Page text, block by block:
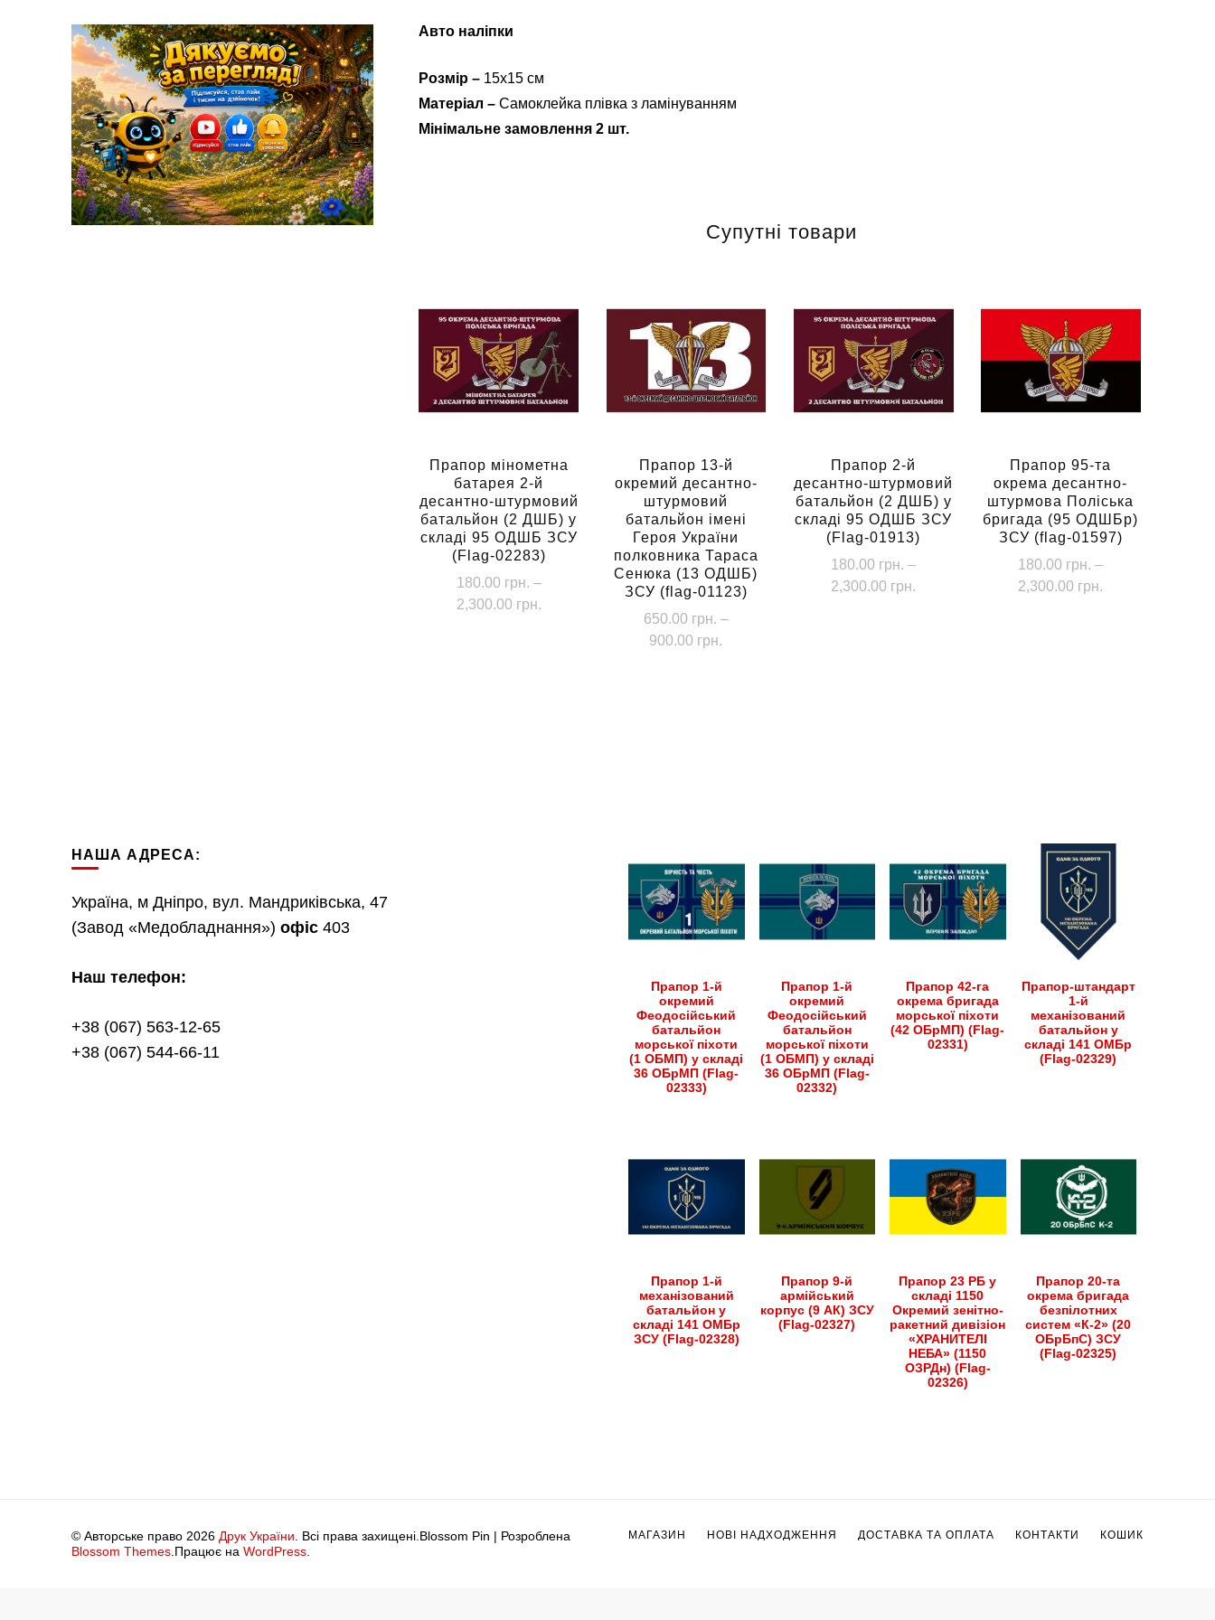
Авто наліпки
Розмір – 15х15 см
Матеріал – Самоклейка плівка з ламінуванням
Мінімальне замовлення 2 шт.
Супутні товари
Прапор мінометна
батарея 2-й
десантно-штурмовий
батальйон (2 ДШБ) у
складі 95 ОДШБ ЗСУ
(Flag-02283)
180.00 грн. –
2,300.00 грн.
Прапор 13-й
окремий десантно-
штурмовий
батальйон імені
Героя України
полковника Тараса
Сенюка (13 ОДШБ)
ЗСУ (flag-01123)
650.00 грн. –
900.00 грн.
на
сторінці
товару
Прапор 2-й
десантно-штурмовий
батальйон (2 ДШБ) у
складі 95 ОДШБ ЗСУ
(Flag-01913)
180.00 грн. –
2,300.00 грн.
товару
Прапор 95-та
окрема десантно-
штурмова Поліська
бригада (95 ОДШБр)
ЗСУ (flag-01597)
180.00 грн. –
2,300.00 грн.
сторінці
товару
НАША АДРЕСА:
Україна, м Дніпро, вул. Мандриківська, 47
(Завод «Медобладнання») офіс 403
Наш телефон:
+38 (067) 563-12-65
+38 (067) 544-66-11
Прапор 1-й
окремий
Феодосійський
батальйон
морської піхоти
(1 ОБМП) у складі
36 ОБрМП (Flag-
02333)
Прапор 1-й
окремий
Феодосійський
батальйон
морської піхоти
(1 ОБМП) у складі
36 ОБрМП (Flag-
02332)
Прапор 42-га
окрема бригада
морської піхоти
(42 ОБрМП) (Flag-
02331)
Прапор-штандарт
1-й
механізований
батальйон у
складі 141 ОМБр
(Flag-02329)
Прапор 1-й
механізований
батальйон у
складі 141 ОМБр
ЗСУ (Flag-02328)
Прапор 9-й
армійський
корпус (9 АК) ЗСУ
(Flag-02327)
Прапор 23 РБ у
складі 1150
Окремий зенітно-
ракетний дивізіон
«ХРАНИТЕЛІ
НЕБА» (1150
ОЗРДн) (Flag-
02326)
Прапор 20-та
окрема бригада
безпілотних
систем «К-2» (20
ОБрБпС) ЗСУ
(Flag-02325)
© Авторське право 2026 Друк України . Всі права захищені. Blossom Pin | Розроблена
Blossom Themes .Працює на WordPress
МАГАЗИН НОВІ НАДХОДЖЕННЯ ДОСТАВКА ТА ОПЛАТА КОНТАКТИ КОШИК